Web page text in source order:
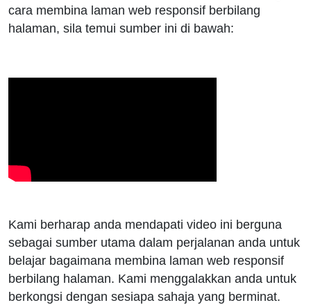
cara membina laman web responsif berbilang
halaman, sila temui sumber ini di bawah:
Kami berharap anda mendapati video ini berguna
sebagai sumber utama dalam perjalanan anda untuk
belajar bagaimana membina laman web responsif
berbilang halaman. Kami menggalakkan anda untuk
berkongsi dengan sesiapa sahaja yang berminat.